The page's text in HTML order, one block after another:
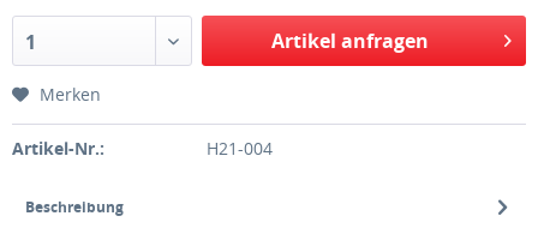
1 Artikel anfragen
Merken
Artikel-Nr.: H21-004
Beschreibung